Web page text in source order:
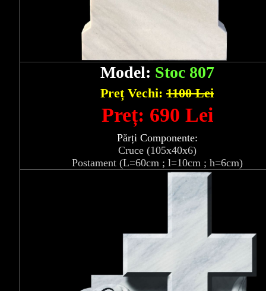
Model: Stoc 807
Preț Vechi: 1100 Lei
Preț: 690 Lei
Părți Componente:
Cruce (105x40x6)
Postament (L=60cm ; l=10cm ; h=6cm)